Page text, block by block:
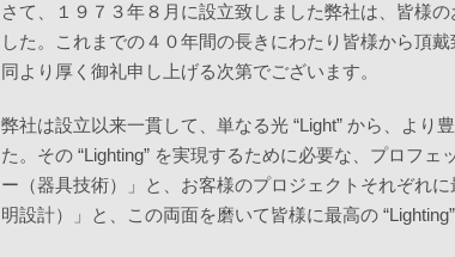
さて、１９７３年８月に設立致しました弊社は、皆様
した。これまでの４０年間の長きにわたり皆様から頂
同より厚く御礼申し上げる次第でございます。
弊社は設立以来一貫して、単なる光 “Light” から、より
た。その “Lighting” を実現するために必要な、プロフ
ー（器具技術）」と、お客様のプロジェクトそれぞれ
明設計）」と、この両面を磨いて皆様に最高の